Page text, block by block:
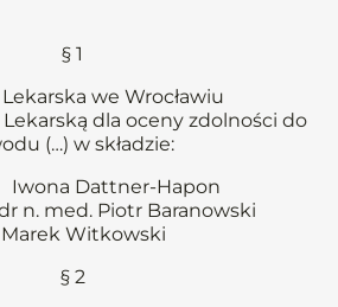
§ 1
we Wrocławiu
dla oceny zdolności do
(…) w składzie:
Dattner-Hapon
med. Piotr Baranowski
Witkowski
§ 2